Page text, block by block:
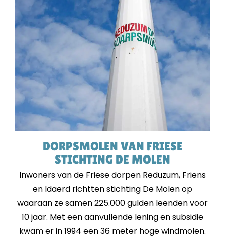
DORPSMOLEN VAN FRIESE
STICHTING DE MOLEN
Inwoners van de Friese dorpen Reduzum, Friens
en Idaerd richtten stichting De Molen op
waaraan ze samen 225.000 gulden leenden voor
10 jaar. Met een aanvullende lening en subsidie
kwam er in 1994 een 36 meter hoge windmolen.